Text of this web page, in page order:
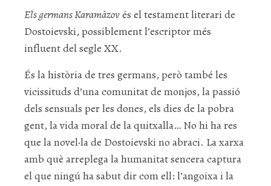
Els germans Karamàzovés el testament literari de
Dostoievski, possiblement l’escriptor més
influent del segle XX.
És la història de tres germans, però també les
vicissituds d’una comunitat de monjos, la passió
dels sensuals per les dones, els dies de la pobra
gent, la vida moral de la quitxalla… No hi ha res
que la novel·la de Dostoievski no abraci. La xarxa
amb què arreplega la humanitat sencera captura
el que ningú ha sabut dir com ell: l’angoixa i la